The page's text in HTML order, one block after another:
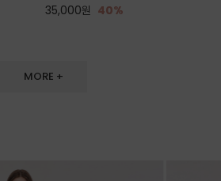
35,000원 40%
MORE +